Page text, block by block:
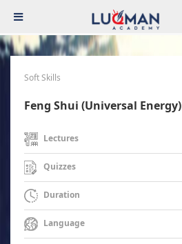
Soft Skills
Feng Shui (Universal Energy)
Lectures
Quizzes
Duration
Language